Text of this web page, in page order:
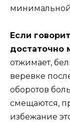
минимальной,
Если
достаточно
отжимает,
веревке
оборотов
смещаются,
избежание